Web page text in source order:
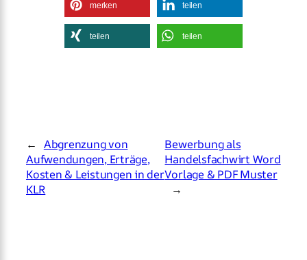
merken teilen
teilen teilen
← Abgrenzung von
Aufwendungen, Erträge,
Kosten & Leistungen in der
KLR
Bewerbung als
Handelsfachwirt Word
Vorlage & PDF Muster
→